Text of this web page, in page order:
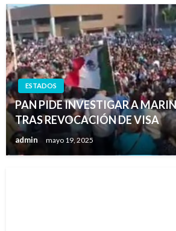
ESTADOS
PAN PIDE INVESTIGAR A
TRAS REVOCACIÓN DE VISA
admin mayo 19, 2025